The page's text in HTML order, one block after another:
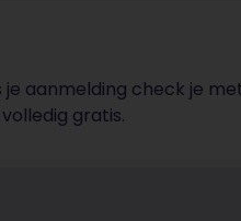
je aanmelding check je
gratis.